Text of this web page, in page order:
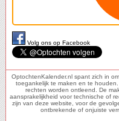
Volg ons op Facebook
OptochtenKalender.nl spant zich in
toegankelijk te maken en te
rechten worden ontleend. De
aansprakelijkheid voor technische of
zijn van deze website, voor de
ontbrekende of onjuiste